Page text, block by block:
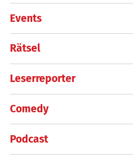
Events
Rätsel
Leserreporter
Comedy
Podcast